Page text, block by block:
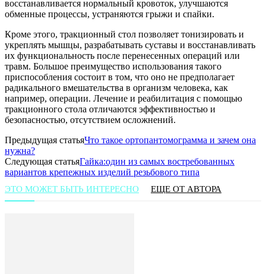
восстанавливается нормальный кровоток, улучшаются
обменные процессы, устраняются грыжи и спайки.
Кроме этого, тракционный стол позволяет тонизировать и
укреплять мышцы, разрабатывать суставы и восстанавливать
их функциональность после перенесенных операций или
травм. Большое преимущество использования такого
приспособления состоит в том, что оно не предполагает
радикального вмешательства в организм человека, как
например, операции. Лечение и реабилитация с помощью
тракционного стола отличаются эффективностью и
безопасностью, отсутствием осложнений.
Предыдущая статьяЧто такое ортопантомограмма и зачем она
нужна?
Следующая статьяГайка:один из самых востребованных
вариантов крепежных изделий резьбового типа
ЭТО МОЖЕТ БЫТЬ ИНТЕРЕСНО ЕЩЕ ОТ АВТОРА